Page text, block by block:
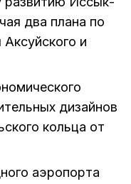
два плана по
и
дизайнов
кольца от
аэропорта